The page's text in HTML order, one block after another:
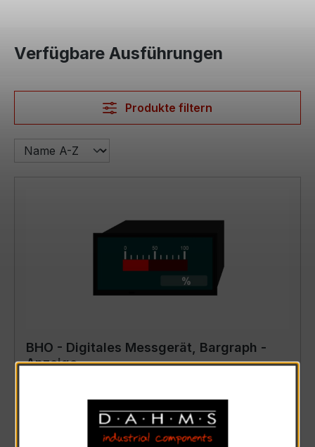
Verfügbare Ausführungen
Produkte filtern
BHO - Digitales Messgerät, Bargraph -
Anzeige